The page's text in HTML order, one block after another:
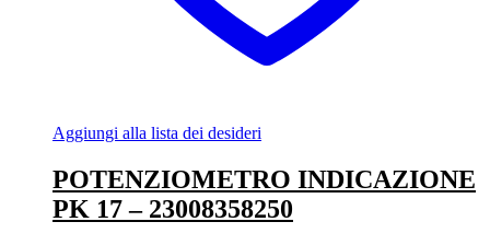
Aggiungi alla lista dei desideri
POTENZIOMETRO INDICAZIONE
PK 17 – 23008358250